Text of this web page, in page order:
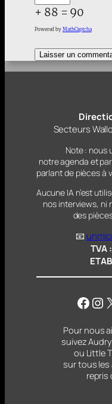
+ 88 = 90
Powered by MathCaptcha
Secteurs
Note : nous
notre agenda et
parlantde pièces à
Aucune IA n’est
nos interviews, ni
des
📧
TVA :
Pour nous
suivez
ou Little
sur tous les
repris